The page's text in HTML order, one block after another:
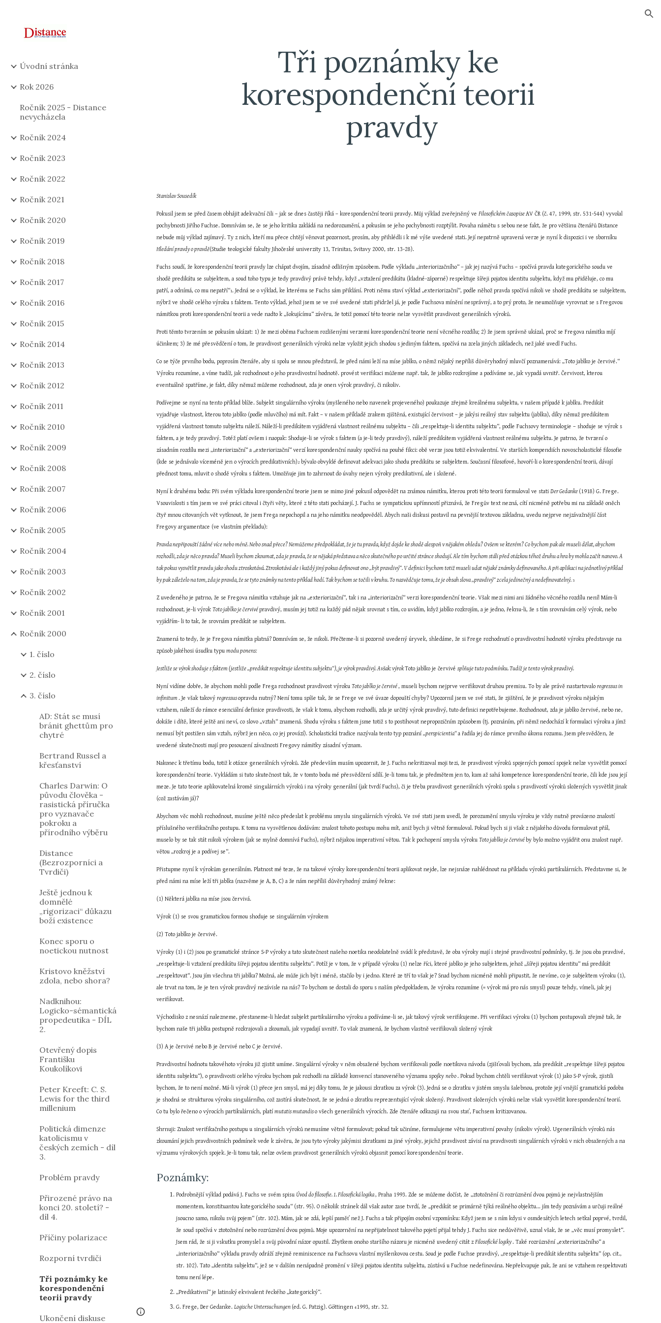
Úvodní stránka
Rok 2026
Ročník 2025 - Distance
nevycházela
Ročník 2024
Ročník 2023
Ročník 2022
Ročník 2021
Ročník 2020
Ročník 2019
Ročník 2018
Ročník 2017
Ročník 2016
Ročník 2015
Ročník 2014
Ročník 2013
Ročník 2012
Ročník 2011
Ročník 2010
Ročník 2009
Ročník 2008
Ročník 2007
Ročník 2006
Ročník 2005
Ročník 2004
Ročník 2003
Ročník 2002
Ročník 2001
Ročník 2000
1. číslo
2. číslo
3. číslo
AD: Stát se musí
bránit ghettům pro
chytré
Bertrand Russel a
křesťanství
Charles Darwin: O
původu člověka -
rasistická příručka
pro vyznavače
pokroku a
přírodního výběru
Distance
(Bezrozporníci a
Tvrdiči)
Ještě jednou k
domnělé
„rigorizaci“ důkazu
boží existence
Konec sporu o
noetickou nutnost
Kristovo kněžství
zdola, nebo shora?
Nadknihou:
Logicko-sémantická
propedeutika - DÍL
2.
Otevřený dopis
Františku
Koukolíkovi
Peter Kreeft: C. S.
Lewis for the third
millenium
Politická dimenze
katolicismu v
českých zemích - díl
3.
Problém pravdy
Přirozené právo na
konci 20. století? -
díl 4.
Příčiny polarizace
Rozporní tvrdiči
Tři poznámky ke
korespondenční
teorii pravdy
Ukončení diskuse
Tři poznámky ke
korespondenční teorii
pravdy
Stanislav Sousedík
Pokusil jsem se před časem obhájit adekvační čili – jak se dnes častěji říká – korespondenční teorii pravdy. Můj výklad zveřejněný ve Filosofickém časopise AV ČR (č. 47, 1999, str. 531-544) vyvolal
pochybnosti Jiřího Fuchse. Domnívám se, že se jeho kritika zakládá na nedorozumění, a pokusím se jeho pochybnosti rozptýlit. Povaha námětu s sebou nese fakt, že pro většinu čtenářů Distance
Hledání pravdy o pravdě(Studie teologické fakulty Jihočeské univerzity 13, Trinitas, Svitavy 2000, str. 13-28).
Fuchs soudí, že korespondenční teorii pravdy lze chápat dvojím, zásadně odlišným způsobem. Podle výkladu „interiorizačního“ – jak jej nazývá Fuchs – spočívá pravda kategorického soudu ve
shodě predikátu se subjektem, a soud toho typu je tedy pravdivý právě tehdy, když „vztažení predikátu (kladné-záporné) respektuje šířeji pojatou identitu subjektu, když mu přiděluje, co mu
patří, a odnímá, co mu nepatří“1. Jedná se o výklad, ke kterému se Fuchs sám přiklání. Proti němu staví výklad „exteriorizační“, podle něhož pravda spočívá nikoli ve shodě predikátu se subjektem,
nýbrž ve shodě celého výroku s faktem. Tento výklad, jehož jsem se ve své uvedené stati přidržel já, je podle Fuchsova mínění nesprávný, a to prý proto, že neumožňuje vyrovnat se s Fregovou
námitkou proti korespondenční teorii a vede nadto k „šokujícímu“ závěru, že totiž pomocí této teorie nelze vysvětlit pravdivost generálních výroků.
Proti těmto tvrzením se pokusím ukázat: 1) že mezi oběma Fuchsem rozlišenými verzemi korespondenční teorie není věcného rozdílu; 2) že jsem správně ukázal, proč se Fregova námitka míjí
účinkem; 3) že mé přesvědčení o tom, že pravdivost generálních výroků nelze vyložit jejich shodou s jediným faktem, spočívá na zcela jiných základech, než jaké uvedl Fuchs.
Co se týče prvního bodu, poprosím čtenáře, aby si spolu se mnou představil, že před námi leží na míse jablko, o němž nějaký nepříliš důvěryhodný mluvčí poznamenává: „Toto jablko je červivé.“
Výroku rozumíme, a víme tudíž, jak rozhodnout o jeho pravdivostní hodnotě. provést verifikaci můžeme např. tak, že jablko rozkrojíme a podíváme se, jak vypadá uvnitř. Červivost, kterou
eventuálně spatříme, je fakt, díky němuž můžeme rozhodnout, zda je onen výrok pravdivý, či nikoliv.
Podívejme se nyní na tento příklad blíže. Subjekt singulárního výroku (myšleného nebo navenek projeveného) poukazuje zřejmě kreálnému subjektu, v našem případě k jablku. Predikát
vyjadřuje vlastnost, kterou toto jablko (podle mluvčího) má mít. Fakt – v našem příkladě zrakem zjištěná, existující červivost – je jakýsi reálný stav subjektu (jablka), díky němuž predikátem
vyjádřená vlastnost tomuto subjektu náleží. Náleží-li predikátem vyjádřená vlastnost reálnému subjektu – čili „respektuje-li identitu subjektu“, podle Fuchsovy terminologie – shoduje se výrok s
faktem, a je tedy pravdivý. Totéž platí ovšem i naopak: Shoduje-li se výrok s faktem (a je-li tedy pravdivý), náleží predikátem vyjádřená vlastnost reálnému subjektu. Je patrno, že tvrzení o
zásadním rozdílu mezi „interiorizační“ a „exteriorizační“ verzí korespondenční nauky spočívá na pouhé fikci: obě verze jsou totiž ekvivalentní. Ve starších kompendiích novoscholastické filosofie
(kde se jednávalo víceméně jen o výrocích predikativních)2 bývalo obvyklé definovat adekvaci jako shodu predikátu se subjektem. Současní filosofové, hovoří-li o korespondenční teorii, dávají
přednost tomu, mluvit o shodě výroku s faktem. Umožňuje jim to zahrnout do úvahy nejen výroky predikativní, ale i složené.
Nyní k druhému bodu: Při svém výkladu korespondenční teorie jsem se mimo jiné pokusil odpovědět na známou námitku, kterou proti této teorii formuloval ve stati Der Gedanke (1918) G. Frege.
Vsouvislosti s tím jsem ve své práci citoval i čtyři věty, které z této stati pocházejí. J. Fuchs se sympatickou upřímností přiznává, že Fregův text nezná, cítí nicméně potřebu mi na základě oněch
čtyř mnou citovaných vět vytknout, že jsem Frega nepochopil a na jeho námitku neodpověděl. Abych naši diskusi postavil na pevnější textovou základnu, uvedu nejprve nejzávažnější část
Fregovy argumentace (ve vlastním překladu):
Pravda nepřipouští žádné více nebo méně. Nebo snad přece? Nemůžeme předpokládat, že je tu pravda, když dojde ke shodě alespoň v nějakém ohledu? Ovšem ve kterém? Co bychom pak ale museli dělat, abychom
rozhodli, zda je něco pravda? Museli bychom zkoumat, zda je pravda, že se nějaká představa a něco skutečného po určité stránce shodují. Ale tím bychom stáli před otázkou téhož druhu a hra by mohla začít nanovo. A
tak pokus vysvětlit pravdu jako shodu ztroskotává. Ztroskotává ale i každý jiný pokus definovat ono „být pravdivý“. V definici bychom totiž museli udat nějaké známky definovaného. A při aplikaci na jednotlivý příklad
by pak záleželo na tom, zda je pravda, že se tyto známky na tento příklad hodí. Tak bychom se točili v kruhu. To nasvědčuje tomu, že je obsah slova „pravdivý“ zcela jedinečný a nedefinovatelný. 3
Z uvedeného je patrno, že se Fregova námitka vztahuje jak na „exteriorizační“, tak i na „interiorizační“ verzi korespondenční teorie. Však mezi nimi ani žádného věcného rozdílu není! Mám-li
rozhodnout, je-li výrok Toto jablko je červivé pravdivý, musím jej totiž na každý pád nějak srovnat s tím, co uvidím, když jablko rozkrojím, a je jedno, řeknu-li, že s tím srovnávám celý výrok, nebo
vyjádřím- li to tak, že srovnám predikát se subjektem.
Znamená to tedy, že je Fregova námitka platná? Domnívám se, že nikoli. Přečteme-li si pozorně uvedený úryvek, shledáme, že si Frege rozhodnutí o pravdivostní hodnotě výroku představuje na
způsob jakéhosi úsudku typu modu ponens:
Jestliže se výrok shoduje s faktem (jestliže „predikát respektuje identitu subjektu“), je výrok pravdivý. Avšak: výrok Toto jablko je červivé splňuje tuto podmínku. Tudíž je tento výrok pravdivý.
Nyní vidíme dobře, že abychom mohli podle Frega rozhodnout pravdivost výroku Toto jablko je červivé , museli bychom nejprve verifikovat druhou premisu. To by ale právě nastartovalo regressus in
infinitum . Je však takový regressus opravdu nutný? Není tomu spíše tak, že se Frege ve své úvaze dopouští chyby? Upozornil jsem ve své stati, že zjištění, že je pravdivost výroku nějakým
vztahem, náleží do rámce esenciální definice pravdivosti, že však k tomu, abychom rozhodli, zda je určitý výrok pravdivý, tuto definici nepotřebujeme. Rozhodnout, zda je jablko červivé, nebo ne,
dokáže i dítě, které ještě ani neví, co slovo „vztah“ znamená. Shodu výroku s faktem jsme totiž s to postihovat nepropozičním způsobem (tj. poznáním, při němž nedochází k formulaci výroku a jímž
nemusí být postižen sám vztah, nýbrž jen něco, co jej provází). Scholastická tradice nazývala tento typ poznání „perspicientia“ a řadila jej do rámce prvního úkonu rozumu. Jsem přesvědčen, že
uvedené skutečnosti mají pro posouzení závažnosti Fregovy námitky zásadní význam.
Nakonec k třetímu bodu, totiž k otázce generálních výroků. Zde především musím upozornit, že J. Fuchs nekritizoval moji tezi, že pravdivost výroků spojených pomocí spojek nelze vysvětlit pomocí
korespondenční teorie. Vykládám si tuto skutečnost tak, že v tomto bodu mé přesvědčení sdílí. Je-li tomu tak, je předmětem jen to, kam až sahá kompetence korespondenční teorie, čili kde jsou její
meze. Je tato teorie aplikovatelná kromě singulárních výroků i na výroky generální (jak tvrdí Fuchs), či je třeba pravdivost generálních výroků spolu s pravdivostí výroků složených vysvětlit jinak
(což zastávám já)?
Abychom věc mohli rozhodnout, musíme ještě něco předeslat k problému smyslu singulárních výroků. Ve své stati jsem uvedl, že porozumění smyslu výroku je vždy nutně provázeno znalostí
příslušného verifikačního postupu. K tomu na vysvětlenou dodávám: znalost tohoto postupu mohu mít, aniž bych ji větně formuloval. Pokud bych si ji však z nějakého důvodu formulovat přál,
muselo by se tak stát nikoli výrokem (jak se mylně domnívá Fuchs), nýbrž nějakou imperativní větou. Tak k pochopení smyslu výroku Toto jablko je červivé by bylo možno vyjádřit onu znalost např.
větou „rozkroj je a podívej se“.
Přistupme nyní k výrokům generálním. Platnost mé teze, že na takové výroky korespondenční teorii aplikovat nejde, lze nejsnáze nahlédnout na příkladu výroků partikulárních. Představme si, že
před námi na míse leží tři jablka (nazvěme je A, B, C) a že nám nepříliš důvěryhodný známý řekne:
(1) Některá jablka na míse jsou červivá.
Výrok (1) se svou gramatickou formou shoduje se singulárním výrokem
(2) Toto jablko je červivé.
Výroky (1) i (2) jsou po gramatické stránce S-P výroky a tato skutečnost našeho noetika neodolatelně svádí k představě, že oba výroky mají i stejné pravdivostní podmínky, tj. že jsou oba pravdivé,
„respektuje-li vztažení predikátu šířeji pojatou identitu subjektu“. Potíž je v tom, že v případě výroku (1) nelze říci, které jablko je jeho subjektem, jehož „šířeji pojatou identitu“ má predikát
„respektovat“. Jsou jím všechna tři jablka? Možná, ale může jich být i méně, stačilo by i jedno. Které ze tří to však je? Snad bychom nicméně mohli připustit, že nevíme, co je subjektem výroku (1),
ale trvat na tom, že je ten výrok pravdivý nezávisle na nás? To bychom se dostali do sporu s naším předpokladem, že výroku rozumíme (= výrok má pro nás smysl) pouze tehdy, vímeli, jak jej
verifikovat.
Východisko z nesnází nalezneme, přestaneme-li hledat subjekt partikulárního výroku a podíváme-li se, jak takový výrok verifikujeme. Při verifikaci výroku (1) bychom postupovali zřejmě tak, že
bychom naše tři jablka postupně rozkrajovali a zkoumali, jak vypadají uvnitř. To však znamená, že bychom vlastně verifikovali složený výrok
(3) A je červivé nebo B je červivé nebo C je červivé.
Pravdivostní hodnotu takovéhoto výroku již zjistit umíme. Singulární výroky v něm obsažené bychom verifikovali podle noetikova návodu (zjišťovali bychom, zda predikát „respektuje šířeji pojatou
identitu subjektu“), o pravdivosti celého výroku bychom pak rozhodli na základě konvencí stanoveného významu spojky nebo . Pokud bychom chtěli verifikovat výrok (1) jako S-P výrok, zjistili
bychom, že to není možné. Má-li výrok (1) přece jen smysl, má jej díky tomu, že je jakousi zkratkou za výrok (3). Jedná se o zkratku v jistém smyslu šalebnou, protože její vnější gramatická podoba
je shodná se strukturou výroku singulárního, což zastírá skutečnost, že se jedná o zkratku reprezentující výrok složený. Pravdivost složených výroků nelze však vysvětlit korespondenční teorií.
Co tu bylo řečeno o výrocích partikulárních, platí mutatis mutandis o všech generálních výrocích. Zde čtenáře odkazuji na svou stať, Fuchsem kritizovanou.
Shrnuji: Znalost verifikačního postupu u singulárních výroků nemusíme větně formulovat; pokud tak učiníme, formulujeme větu imperativní povahy (nikoliv výrok). Ugenerálních výroků nás
zkoumání jejich pravdivostních podmínek vede k závěru, že jsou tyto výroky jakýmisi zkratkami za jiné výroky, jejichž pravdivost závisí na pravdivosti singulárních výroků v nich obsažených a na
významu výrokových spojek. Je-li tomu tak, nelze ovšem pravdivost generálních výroků objasnit pomocí korespondenční teorie.
Poznámky:
Podrobnější výklad podává J. Fuchs ve svém spisu Úvod do filosofie. 1. Filosofická logika , Praha 1993. Zde se můžeme dočíst, že „ztotožnění či rozrůznění dvou pojmů je nejvlastnějším
momentem, konstituantou kategorického soudu“ (str. 95). O několik stránek dál však autor zase tvrdí, že „predikát se primárně týká reálného objektu... jím tedy poznávám a určuji reálné
jsoucno samo, nikolu svůj pojem“ (str. 102). Mám, jak se zdá, lepší paměť než J. Fuchs a tak připojím osobní vzpomínku: Když jsem se s ním kdysi v osmdesátých letech setkal poprvé, tvrdil,
že soud spočívá v ztotožnění nebo rozrůznění dvou pojmů. Moje upozornění na nepřijatelnost takového pojetí přijal tehdy J. Fuchs sice nedůvěřivě, uznal však, že se „věc musí promyslet“.
Jsem rád, že si ji vskutku promyslel a svůj původní názor opustil. Zbytkem onoho staršího názoru je nicméně uvedený citát z Filosofické logiky . Také rozrůznění „exteriorizačního“ a
„interiorizačního“ výkladu pravdy odráží zřejmě reminiscence na Fuchsovu vlastní myšlenkovou cestu. Soud je podle Fuchse pravdivý, „respektuje-li predikát identitu subjektu“ (op. cit.,
str. 102). Tato „identita subjektu“, jež se v dalším nenápadně promění v šířeji pojatou identitu subjektu, zůstává u Fuchse nedefinována. Nepřekvapuje pak, že ani se vztahem respektovati
tomu není lépe.
„Predikativní“ je latinský ekvivalent řeckého „kategorický“.
G. Frege, Der Gedanke. Logische Untersuchungen (ed. G. Patzig). Göttingen 41993, str. 32.
Report abuse